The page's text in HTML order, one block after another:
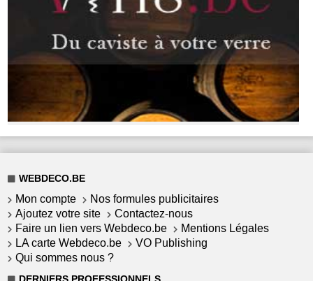
WEBDECO.BE
Mon compte
Nos formules publicitaires
Ajoutez votre site
Contactez-nous
Faire un lien vers Webdeco.be
Mentions Légales
LA carte Webdeco.be
VO Publishing
Qui sommes nous ?